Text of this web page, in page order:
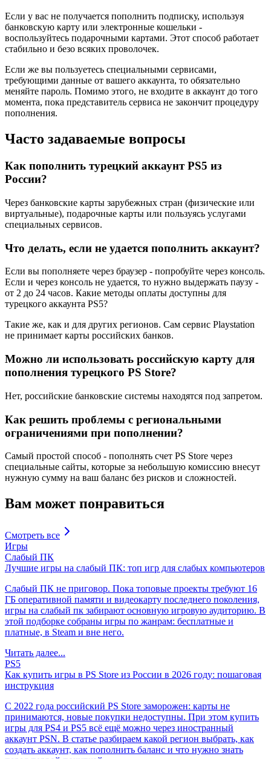
Если у вас не получается пополнить подписку, используя
банковскую карту или электронные кошельки -
воспользуйтесь подарочными картами. Этот способ работает
стабильно и безо всяких проволочек.
Если же вы пользуетесь специальными сервисами,
требующими данные от вашего аккаунта, то обязательно
меняйте пароль. Помимо этого, не входите в аккаунт до того
момента, пока представитель сервиса не закончит процедуру
пополнения.
Часто задаваемые вопросы
Как пополнить турецкий аккаунт PS5 из
России?
Через банковские карты зарубежных стран (физические или
виртуальные), подарочные карты или пользуясь услугами
специальных сервисов.
Что делать, если не удается пополнить аккаунт?
Если вы пополняете через браузер - попробуйте через консоль.
Если и через консоль не удается, то нужно выдержать паузу -
от 2 до 24 часов. Какие методы оплаты доступны для
турецкого аккаунта PS5?
Такие же, как и для других регионов. Сам сервис Playstation
не принимает карты российских банков.
Можно ли использовать российскую карту для
пополнения турецкого PS Store?
Нет, российские банковские системы находятся под запретом.
Как решить проблемы с региональными
ограничениями при пополнении?
Самый простой способ - пополнять счет PS Store через
специальные сайты, которые за небольшую комиссию внесут
нужную сумму на ваш баланс без рисков и сложностей.
Вам может понравиться
Смотреть все
Игры
Слабый ПК
Лучшие игры на слабый ПК: топ игр для слабых компьютеров
Слабый ПК не приговор. Пока топовые проекты требуют 16
ГБ оперативной памяти и видеокарту последнего поколения,
игры на слабый пк забирают основную игровую аудиторию. В
этой подборке собраны игры по жанрам: бесплатные и
платные, в Steam и вне него.
Читать далее...
PS5
Как купить игры в PS Store из России в 2026 году: пошаговая
инструкция
С 2022 года российский PS Store заморожен: карты не
принимаются, новые покупки недоступны. При этом купить
игры для PS4 и PS5 всё ещё можно через иностранный
аккаунт PSN. В статье разбираем какой регион выбрать, как
создать аккаунт, как пополнить баланс и что нужно знать